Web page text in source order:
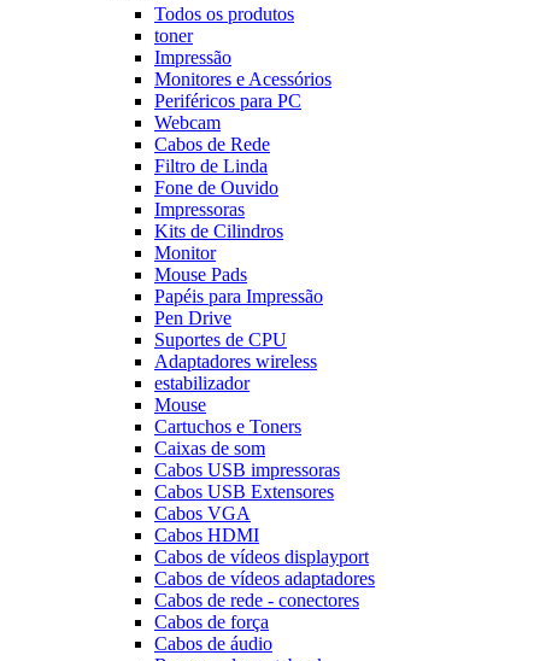
Todos os produtos
toner
Impressão
Monitores e Acessórios
Periféricos para PC
Webcam
Cabos de Rede
Filtro de Linda
Fone de Ouvido
Impressoras
Kits de Cilindros
Monitor
Mouse Pads
Papéis para Impressão
Pen Drive
Suportes de CPU
Adaptadores wireless
estabilizador
Mouse
Cartuchos e Toners
Caixas de som
Cabos USB impressoras
Cabos USB Extensores
Cabos VGA
Cabos HDMI
Cabos de vídeos displayport
Cabos de vídeos adaptadores
Cabos de rede - conectores
Cabos de força
Cabos de áudio